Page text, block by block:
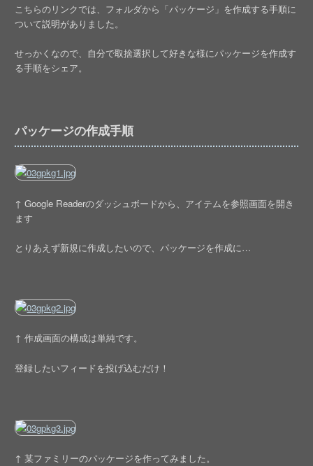
こちらのリンクでは、フォルダから「パッケージ」を作成する手順に
ついて説明がありました。
せっかくなので、自分で取捨選択して好きな様にパッケージを作成す
る手順をシェア。
パッケージの作成手順
↑ Google Readerのダッシュボードから、アイテムを参照画面を開き
ます
とりあえず新規に作成したいので、パッケージを作成に…
↑ 作成画面の構成は単純です。
登録したいフィードを投げ込むだけ！
↑ 某ファミリーのパッケージを作ってみました。